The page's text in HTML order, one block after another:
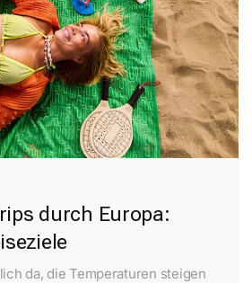
durch Europa:
da, die Temperaturen steigen